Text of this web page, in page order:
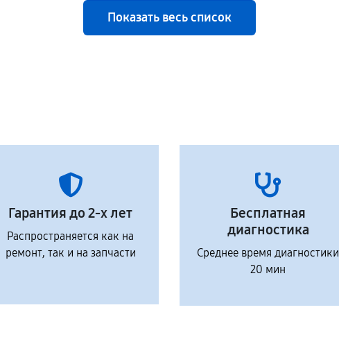
Показать весь список
Гарантия до 2-х лет
Распространяется как на
ремонт, так и на запчасти
Бесплатная
диагностика
Среднее время диагностики
20 мин